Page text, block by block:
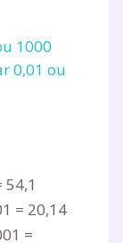
1000
0,01 ou
54,1
= 20,14
=
?